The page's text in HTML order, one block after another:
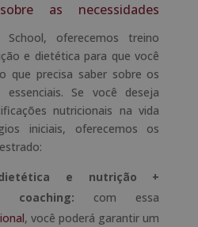
as necessidades
School, oferecemos treino
e dietética para que você
que precisa saber sobre os
essenciais. Se você deseja
nutricionais na vida
iniciais, oferecemos os
e nutrição +
coaching: com essa
, você poderá garantir um